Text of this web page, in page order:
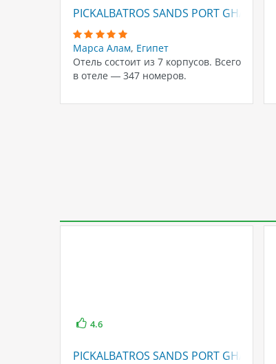
PICKALBATROS SANDS PORT GHALIB
Марса Алам, Египет
Отель состоит из 7 корпусов. Всего
в отеле — 347 номеров.
4.6
PICKALBATROS SANDS PORT GHALIB